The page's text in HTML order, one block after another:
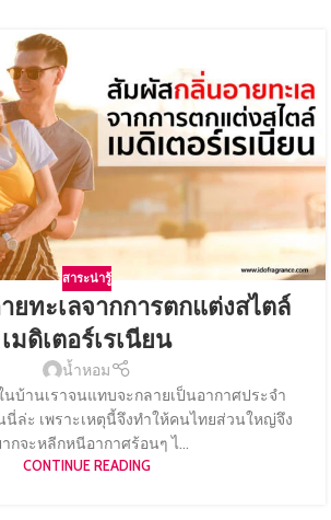
สาระน่ารู้
ยทะเลจากการตกแต่งสไตล์
เมดิเตอร์เรเนียน
น้ำหอม
บ้านเราจนแทบจะกลายเป็นอากาศประจำ
นี่ล่ะ เพราะเหตุนี้จึงทำให้คนไทยส่วนใหญ่จึง
ากจะหลีกหนีอากาศร้อนๆ ไ...
CONTINUE READING